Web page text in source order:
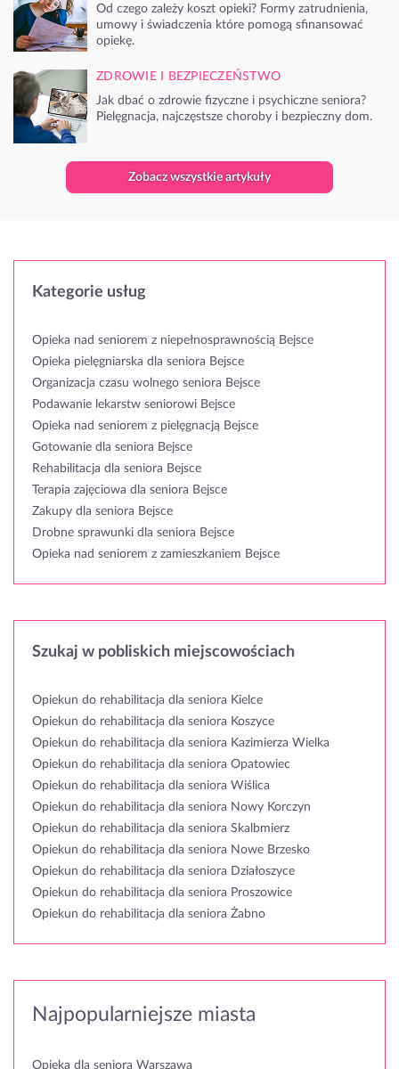
Od czego zależy koszt opieki? Formy zatrudnienia,
umowy i świadczenia które pomogą sfinansować
opiekę.
ZDROWIE I BEZPIECZEŃSTWO
Jak dbać o zdrowie fizyczne i psychiczne seniora?
Pielęgnacja, najczęstsze choroby i bezpieczny dom.
Zobacz wszystkie artykuły
Kategorie usług
Opieka nad seniorem z niepełnosprawnością Bejsce
Opieka pielęgniarska dla seniora Bejsce
Organizacja czasu wolnego seniora Bejsce
Podawanie lekarstw seniorowi Bejsce
Opieka nad seniorem z pielęgnacją Bejsce
Gotowanie dla seniora Bejsce
Rehabilitacja dla seniora Bejsce
Terapia zajęciowa dla seniora Bejsce
Zakupy dla seniora Bejsce
Drobne sprawunki dla seniora Bejsce
Opieka nad seniorem z zamieszkaniem Bejsce
Szukaj w pobliskich miejscowościach
Opiekun do rehabilitacja dla seniora Kielce
Opiekun do rehabilitacja dla seniora Koszyce
Opiekun do rehabilitacja dla seniora Kazimierza Wielka
Opiekun do rehabilitacja dla seniora Opatowiec
Opiekun do rehabilitacja dla seniora Wiślica
Opiekun do rehabilitacja dla seniora Nowy Korczyn
Opiekun do rehabilitacja dla seniora Skalbmierz
Opiekun do rehabilitacja dla seniora Nowe Brzesko
Opiekun do rehabilitacja dla seniora Działoszyce
Opiekun do rehabilitacja dla seniora Proszowice
Opiekun do rehabilitacja dla seniora Żabno
Najpopularniejsze miasta
Opieka dla seniora Warszawa